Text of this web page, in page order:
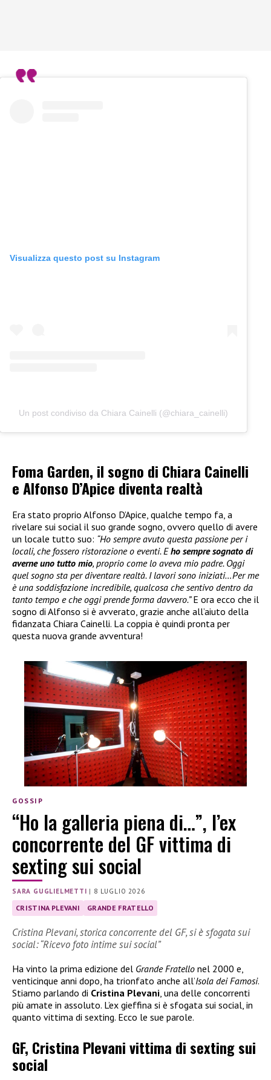
Visualizza questo post su Instagram
Un post condiviso da Chiara Cainelli (@chiara_cainelli)
Foma Garden, il sogno di Chiara Cainelli
e Alfonso D’Apice diventa realtà
Era stato proprio Alfonso D’Apice, qualche tempo fa, a
rivelare sui social il suo grande sogno, ovvero quello di avere
un locale tutto suo: “Ho sempre avuto questa passione per i
locali, che fossero ristorazione o eventi. Eho sempre sognato di
averne uno tutto mio, proprio come lo aveva mio padre. Oggi
quel sogno sta per diventare realtà. I lavori sono iniziati…Per me
è una soddisfazione incredibile, qualcosa che sentivo dentro da
tanto tempo e che oggi prende forma davvero.”E ora ecco che il
sogno di Alfonso si è avverato, grazie anche all’aiuto della
fidanzata Chiara Cainelli. La coppia è quindi pronta per
questa nuova grande avventura!
GOSSIP
“Ho la galleria piena di…”, l’ex
concorrente del GF vittima di
sexting sui social
SARA GUGLIELMETTI | 8 LUGLIO 2026
CRISTINA PLEVANI GRANDE FRATELLO
Cristina Plevani, storica concorrente del GF, si è sfogata sui
social: “Ricevo foto intime sui social”
Ha vinto la prima edizione del Grande Fratello nel 2000 e,
venticinque anni dopo, ha trionfato anche all’Isola dei Famosi.
Stiamo parlando di Cristina Plevani , una delle concorrenti
più amate in assoluto. L’ex gieffina si è sfogata sui social, in
quanto vittima di sexting. Ecco le sue parole.
GF, Cristina Plevani vittima di sexting sui
social